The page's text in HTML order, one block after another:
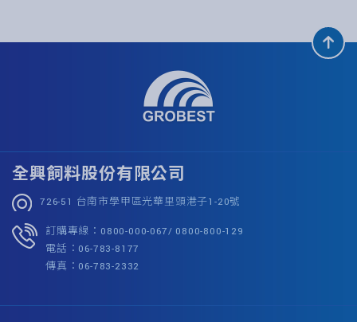
全興飼料股份有限公司
726-51 台南市學甲區光華里頭港子1-20號
訂購專線：0800-000-067/ 0800-800-129
電話：06-783-8177
傳真：06-783-2332